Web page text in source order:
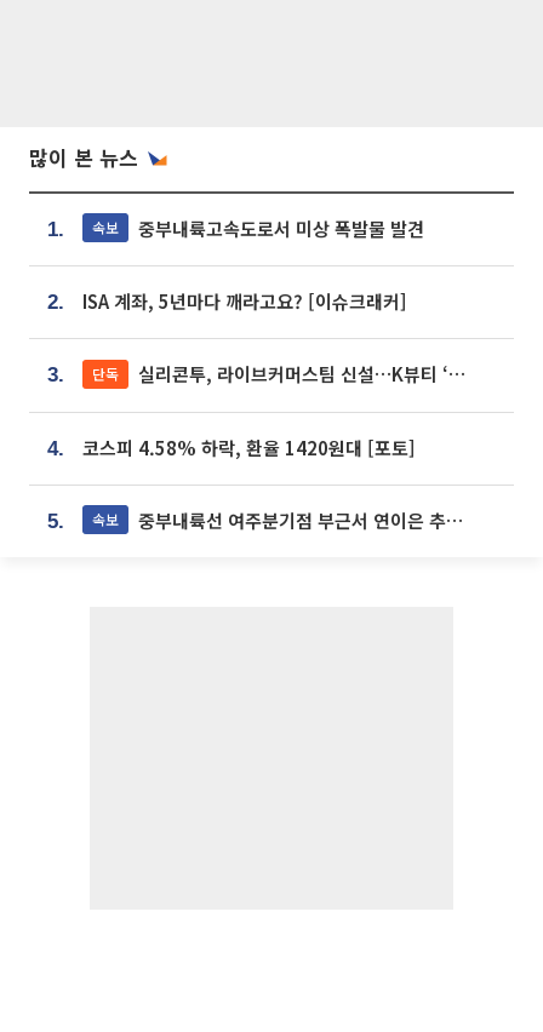
많이 본 뉴스
1. 속보 중부내륙고속도로서 미상 폭발물 발견
2. ISA 계좌, 5년마다 깨라고요? [이슈크래커]
3. 단독 실리콘투, 라이브커머스팀 신설…K뷰티 ‘글로벌 판매망’ 확대[K뷰티 라방戰]
4. 코스피 4.58% 하락, 환율 1420원대 [포토]
5. 속보 중부내륙선 여주분기점 부근서 연이은 추돌사고 발생